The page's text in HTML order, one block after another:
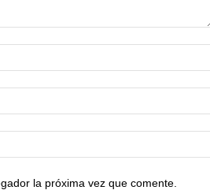
la próxima vez que comente.